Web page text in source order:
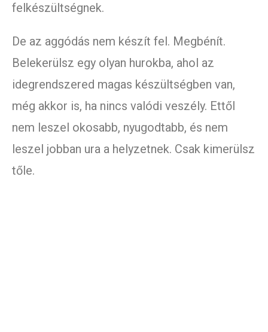
felkészültségnek.
De az aggódás nem készít fel. Megbénít.
Belekerülsz egy olyan hurokba, ahol az
idegrendszered magas készültségben van,
még akkor is, ha nincs valódi veszély. Ettől
nem leszel okosabb, nyugodtabb, és nem
leszel jobban ura a helyzetnek. Csak kimerülsz
tőle.